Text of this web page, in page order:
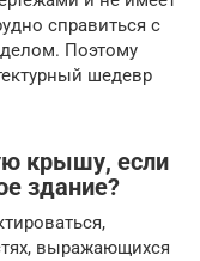
справиться с
Поэтому
шедевр
крышу, если
здание?
выражающихся